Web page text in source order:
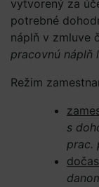
vytvorený za
potrebné
náplň v zmluve
pracovnú náplň
Režim
s
prac.